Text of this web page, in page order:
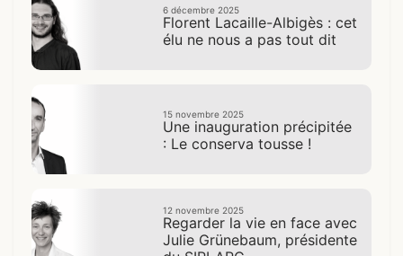
6 décembre 2025
Florent Lacaille-Albigès : cet
élu ne nous a pas tout dit
15 novembre 2025
Une inauguration précipitée
: Le conserva tousse !
12 novembre 2025
Regarder la vie en face avec
Julie Grünebaum, présidente